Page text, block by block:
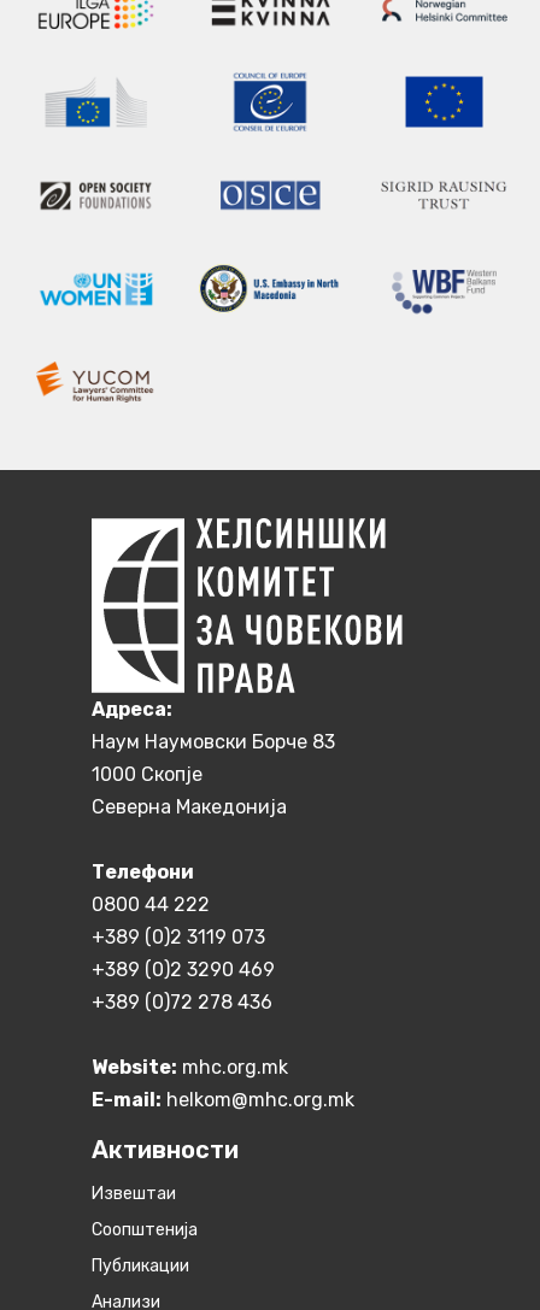
Aдреса:
Наум Наумовски Борче 83
1000 Скопје
Северна Македонија
Телефони
0800 44 222
+389 (0)2 3119 073
+389 (0)2 3290 469
+389 (0)72 278 436
Website: mhc.org.mk
E-mail: helkom@mhc.org.mk
Активности
Извештаи
Соопштенија
Публикации
Анализи